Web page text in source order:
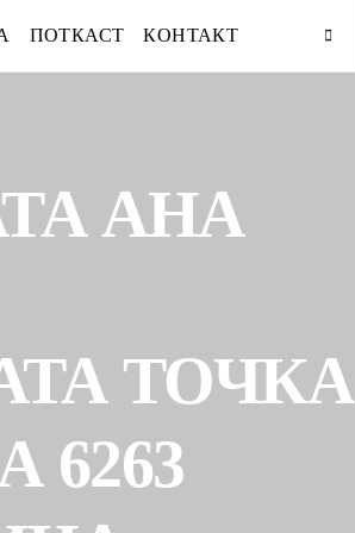
ПОТКАСТ КОНТАКТ
АНА
ТОЧКА